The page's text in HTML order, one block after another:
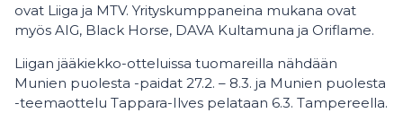
ovat Liiga ja MTV. Yrityskumppaneina mukana ovat
myös AIG, Black Horse, DAVA Kultamuna ja Oriflame.
Liigan jääkiekko-otteluissa tuomareilla nähdään
Munien puolesta -paidat 27.2. – 8.3. ja Munien puolesta
-teemaottelu Tappara-Ilves pelataan 6.3. Tampereella.